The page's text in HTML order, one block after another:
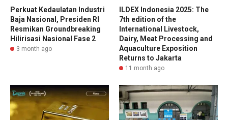
Perkuat Kedaulatan Industri
Baja Nasional, Presiden RI
Resmikan Groundbreaking
Hilirisasi Nasional Fase 2
3 month ago
ILDEX Indonesia 2025: The
7th edition of the
International Livestock,
Dairy, Meat Processing and
Aquaculture Exposition
Returns to Jakarta
11 month ago